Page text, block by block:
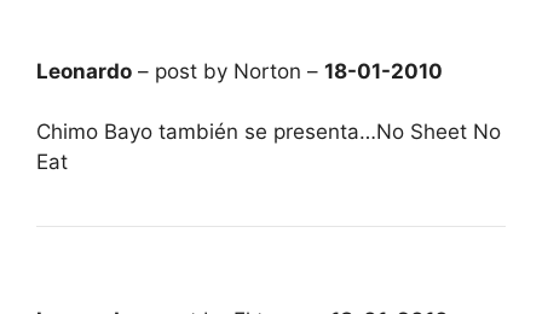
Leonardo – post by Norton – 18-01-2010
Chimo Bayo también se presenta…No Sheet No
Eat